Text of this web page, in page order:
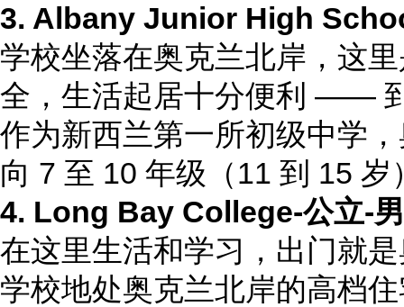
3. Albany Junior High
学校坐落在奥克兰北岸，这
全，生活起居十分便利 ——
作为新西兰第一所初级中学
向 7 至 10 年级（11 到 15
4. Long Bay College-公立-
在这里生活和学习，出门就
学校地处奥克兰北岸的高档